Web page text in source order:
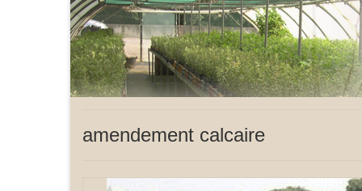
amendement calcaire